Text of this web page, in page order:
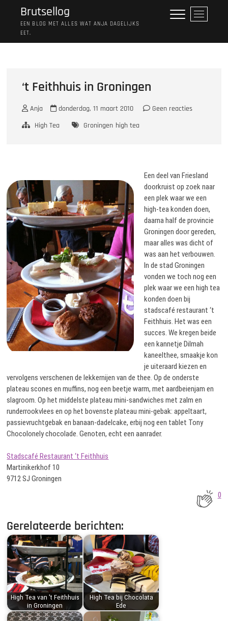
Brutsellog
EEN BLOG MET ALLES WAT ANJA DAGELIJKS
EET.
M
e
‘t Feithhuis in Groningen
Anja donderdag, 11 maart 2010
Geen reacties
High Tea
Groningen high tea
Een deel van Friesland
doorkruist op zoek naar
een plek waar we een
high-tea konden doen,
daarna half de provincie
Groningen door gereden,
maar alles was dicht of
was aan het verbouwen.
In de stad Groningen
vonden we toch nog een
plek waar we een high tea
konden doen bij
stadscafé restaurant ‘t
Feithhuis. Het was een
succes. We kregen beide
een kannetje Dilmah
kaneelthee, smaakje kon
je uiteraard kiezen en
vervolgens verschenen de lekkernijen van de thee. Op de onderste
plateau scones en muffins, nog een beetje warm, met aardbeienjam en
slagroom. Op het middelste plateau mini-sandwiches met zalm en
runderrookvlees en op het bovenste plateau mini-gebak: appeltaart,
passievruchtgebak en banaan-dadelcake, erbij nog een tablet Tony
Chocolonely chocolade. Genoten, echt een aanrader.
Stadscafé Restaurant ‘t Feithhuis
Martinikerkhof 10
9712 SJ Groningen
0
Gerelateerde berichten:
High Tea van 't Feithhuis
in Groningen
High Tea bij Chocolata
Ede